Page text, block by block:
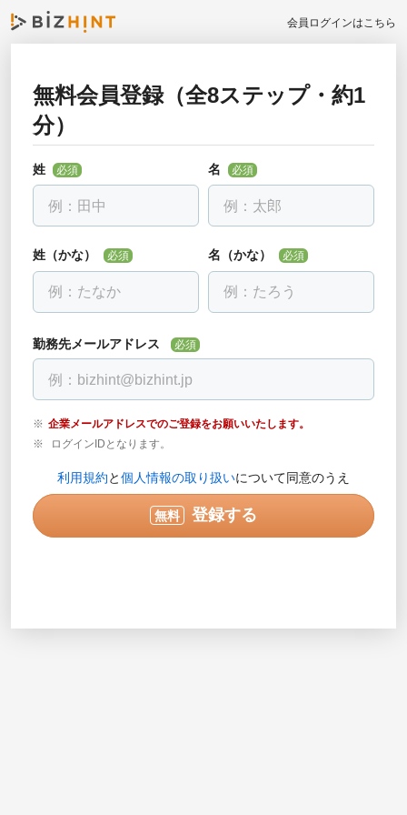
会員ログインはこちら
無料会員登録（全8ステップ・約1
分）
姓 必須 名 必須
姓（かな） 必須 名（かな） 必須
勤務先メールアドレス 必須
企業メールアドレスでのご登録をお願いいたします。
ログインIDとなります。
利用規約と個人情報の取り扱いについて同意のうえ
無料 登録する
お勤め先について教えて下さい
全ての項目を入力して下さい
勤務先名
必須
会社名を入力し、下に出る候補を選んでください。見つからない場合
部署・役職正式名称 必須
的の電話ではありません。
い。入力例で示されている番号は使用できません。
戻る